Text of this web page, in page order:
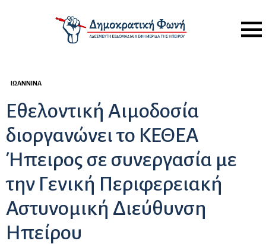
Menu
ΙΩΆΝΝΙΝΑ
Εθελοντική Αιμοδοσία
διοργανώνει το ΚΕΘΕΑ
Ήπειρος σε συνεργασία με
την Γενική Περιφερειακή
Αστυνομική Διεύθυνση
Ηπείρου